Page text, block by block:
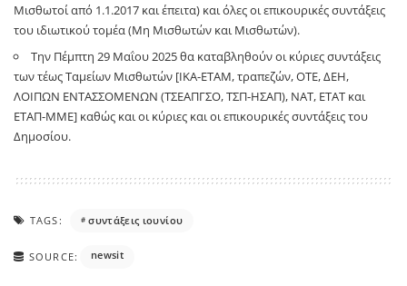
Μισθωτοί από 1.1.2017 και έπειτα) και όλες οι επικουρικές συντάξεις
του ιδιωτικού τομέα (Μη Μισθωτών και Μισθωτών).
Την Πέμπτη 29 Μαΐου 2025 θα καταβληθούν οι κύριες συντάξεις
των τέως Ταμείων Μισθωτών [ΙΚΑ-ΕΤΑΜ, τραπεζών, ΟΤΕ, ΔΕΗ,
ΛΟΙΠΩΝ ΕΝΤΑΣΣΟΜΕΝΩΝ (ΤΣΕΑΠΓΣΟ, ΤΣΠ-ΗΣΑΠ), ΝΑΤ, ΕΤΑΤ και
ΕΤΑΠ-ΜΜΕ] καθώς και οι κύριες και οι επικουρικές συντάξεις του
Δημοσίου.
TAGS: συντάξεις ιουνίου
SOURCE: newsit